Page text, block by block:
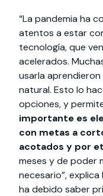
“La pandemia ha
atentos a estar
tecnología, que
acelerados.
usarla
natural. Esto lo
opciones, y
importante es
con metas a
acotados y por
meses y de poder
necesario”,
ha debido saber